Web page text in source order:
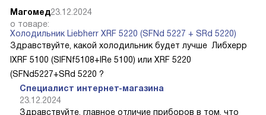
Магомед23.12.2024
о товаре:
Холодильник Liebherr XRF 5220 (SFNd 5227 + SRd 5220)
Здравствуйте, какой холодильник будет лучше Либхерр
IXRF 5100 (SIFNf5108+IRe 5100) или XRF 5220
(SFNd5227+SRd 5220 ?
Специалист интернет-магазина
23.12.2024
Здравствуйте, главное отличие приборов в том, что